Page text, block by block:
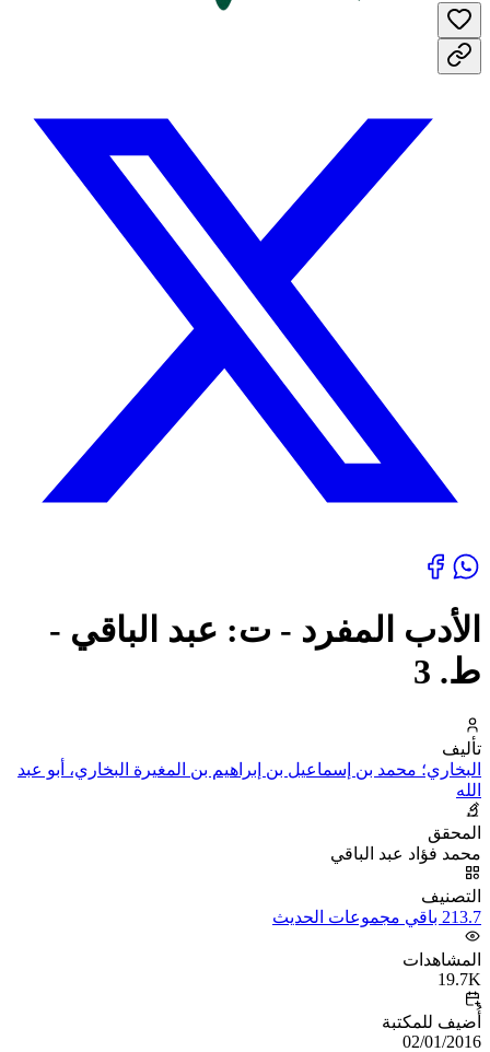
الأدب المفرد - ت: عبد الباقي -
ط. 3
تأليف
البخاري؛ محمد بن إسماعيل بن إبراهيم بن المغيرة البخاري، أبو عبد
الله
المحقق
محمد فؤاد عبد الباقي
التصنيف
213.7 باقي مجموعات الحديث
المشاهدات
19.7K
أُضيف للمكتبة
02/01/2016